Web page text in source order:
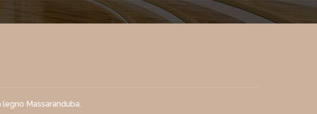
Massaranduba.